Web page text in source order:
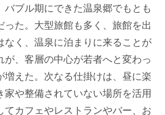
バブル期にできた温泉郷でもとも
った。大型旅館も多く、旅館を出
なく、温泉に泊まりに来ることが
が、客層の中心が若者へと変わっ
増えた。次なる仕掛けは、昼に楽
家や整備されていない場所を活用
てカフェやレストランやバー、お